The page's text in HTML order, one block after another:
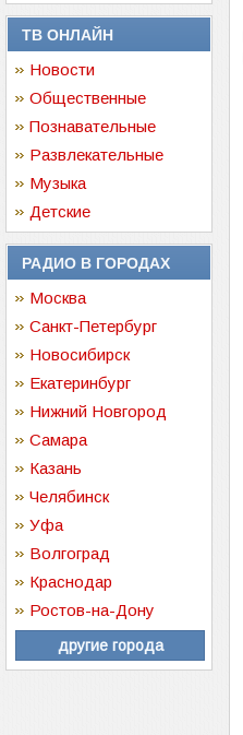
ТВ ОНЛАЙН
Новости
Общественные
Познавательные
Развлекательные
Музыка
Детские
РАДИО В ГОРОДАХ
Москва
Санкт-Петербург
Новосибирск
Екатеринбург
Нижний Новгород
Самара
Казань
Челябинск
Уфа
Волгоград
Краснодар
Ростов-на-Дону
другие города